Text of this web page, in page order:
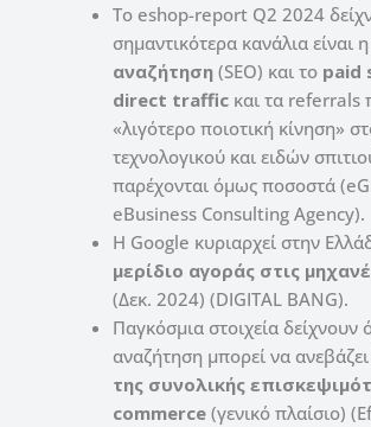
Το eshop-report Q2 2024
σημαντικότερα κανάλια είναι η
αναζήτηση (SEO) και το paid
direct traffic και τα referrals
«λιγότερο ποιοτική κίνηση»
τεχνολογικού και ειδών
παρέχονται όμως ποσοστά
eBusiness Consulting Agency).
Η Google κυριαρχεί στην
μερίδιο αγοράς στις
(Δεκ. 2024) (DIGITAL BANG).
Παγκόσμια στοιχεία δείχνουν
αναζήτηση μπορεί να
της συνολικής
commerce (γενικό πλαίσιο)